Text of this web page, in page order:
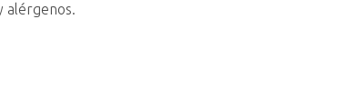
alérgenos.